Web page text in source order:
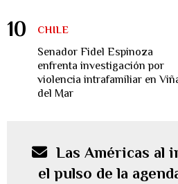
Senador Fidel Espinoza
enfrenta investigación por
violencia intrafamiliar en
del Mar
CHILE
Las Américas al
el pulso de la